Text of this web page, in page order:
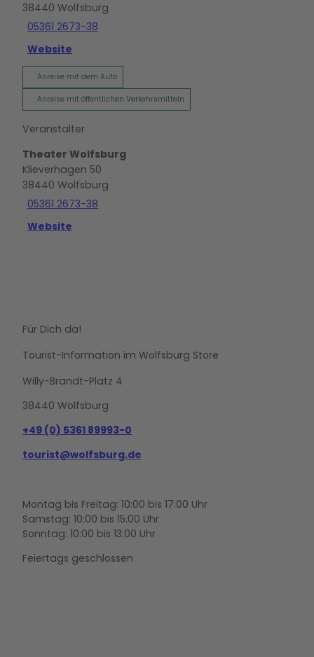
38440 Wolfsburg
05361 2673-38
Website
Anreise mit dem Auto
Anreise mit öffentlichen Verkehrsmitteln
Veranstalter
Theater Wolfsburg
Klieverhagen 50
38440 Wolfsburg
05361 2673-38
Website
Für Dich da!
Tourist-Information im Wolfsburg Store
Willy-Brandt-Platz 4
38440 Wolfsburg
+49 (0) 5361 89993-0
tourist@wolfsburg.de
Montag bis Freitag: 10:00 bis 17:00 Uhr
Samstag: 10:00 bis 15:00 Uhr
Sonntag: 10:00 bis 13:00 Uhr
Feiertags geschlossen